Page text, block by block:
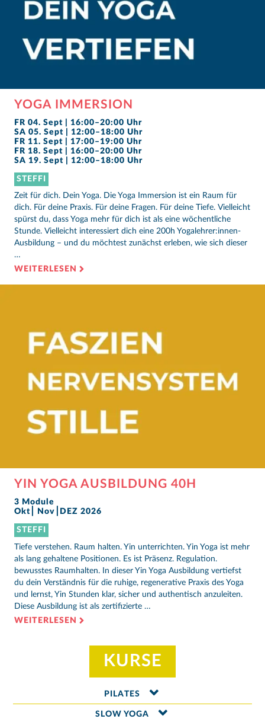
YOGA IMMERSION
FR 04. Sept | 16:00–20:00 Uhr
SA 05. Sept | 12:00–18:00 Uhr
FR 11. Sept | 17:00–19:00 Uhr
FR 18. Sept | 16:00–20:00 Uhr
SA 19. Sept | 12:00–18:00 Uhr
STEFFI
Zeit für dich. Dein Yoga. Die Yoga Immersion ist ein Raum für
dich. Für deine Praxis. Für deine Fragen. Für deine Tiefe. Vielleicht
spürst du, dass Yoga mehr für dich ist als eine wöchentliche
Stunde. Vielleicht interessiert dich eine 200h Yogalehrer:innen-
Ausbildung – und du möchtest zunächst erleben, wie sich dieser
…
WEITERLESEN
YIN YOGA AUSBILDUNG 40H
3 Module
Okt⎮ Nov⎮DEZ 2026
STEFFI
Tiefe verstehen. Raum halten. Yin unterrichten. Yin Yoga ist mehr
als lang gehaltene Positionen. Es ist Präsenz. Regulation.
bewusstes Raumhalten. In dieser Yin Yoga Ausbildung vertiefst
du dein Verständnis für die ruhige, regenerative Praxis des Yoga
und lernst, Yin Stunden klar, sicher und authentisch anzuleiten.
Diese Ausbildung ist als zertifizierte …
WEITERLESEN
KURSE
PILATES
SLOW YOGA